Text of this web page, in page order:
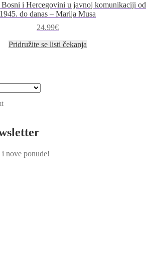
i Hercegovini u javnoj komunikaciji od
1945. do danas – Marija Musa
24.99€
Pridružite se listi čekanja
i nove ponude!